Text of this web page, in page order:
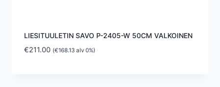
LIESITUULETIN SAVO P-2405-W 50CM VALKOINEN
€211.00 (€168.13alv 0%)